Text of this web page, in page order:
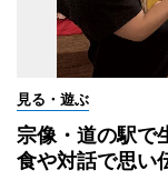
見る・遊ぶ
宗像・道の駅
食や対話で思い